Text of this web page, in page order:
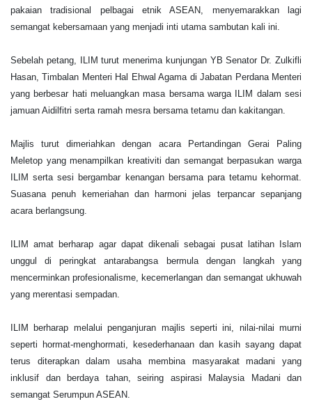
pakaian tradisional pelbagai etnik ASEAN, menyemarakkan lagi
semangat kebersamaan yang menjadi inti utama sambutan kali ini.
Sebelah petang, ILIM turut menerima kunjungan YB Senator Dr. Zulkifli
Hasan, Timbalan Menteri Hal Ehwal Agama di Jabatan Perdana Menteri
yang berbesar hati meluangkan masa bersama warga ILIM dalam sesi
jamuan Aidilfitri serta ramah mesra bersama tetamu dan kakitangan.
Majlis turut dimeriahkan dengan acara Pertandingan Gerai Paling
Meletop yang menampilkan kreativiti dan semangat berpasukan warga
ILIM serta sesi bergambar kenangan bersama para tetamu kehormat.
Suasana penuh kemeriahan dan harmoni jelas terpancar sepanjang
acara berlangsung.
ILIM amat berharap agar dapat dikenali sebagai pusat latihan Islam
unggul di peringkat antarabangsa bermula dengan langkah yang
mencerminkan profesionalisme, kecemerlangan dan semangat ukhuwah
yang merentasi sempadan.
ILIM berharap melalui penganjuran majlis seperti ini, nilai-nilai murni
seperti hormat-menghormati, kesederhanaan dan kasih sayang dapat
terus diterapkan dalam usaha membina masyarakat madani yang
inklusif dan berdaya tahan, seiring aspirasi Malaysia Madani dan
semangat Serumpun ASEAN.